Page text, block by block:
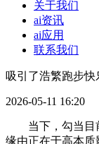
关于我们
ai资讯
ai应用
联系我们
吸引了浩繁跑步快
2026-05-11 16:20
当下，勾当目前
缘由正在于高本质